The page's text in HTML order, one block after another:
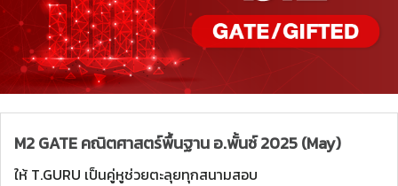
M2 GATE คณิตศาสตร์พื้นฐาน อ.พั้นช์ 2025 (May)
ให้ T.GURU เป็นคู่หูช่วยตะลุยทุกสนามสอบ